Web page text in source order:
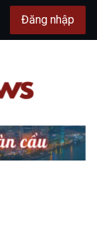
Đăng nhập